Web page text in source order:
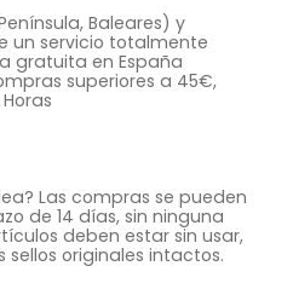
Baleares) y
un servicio totalmente
gratuita en España
superiores a 45€,
Las compras se pueden
de 14 días, sin ninguna
deben estar sin usar,
sellos originales intactos.